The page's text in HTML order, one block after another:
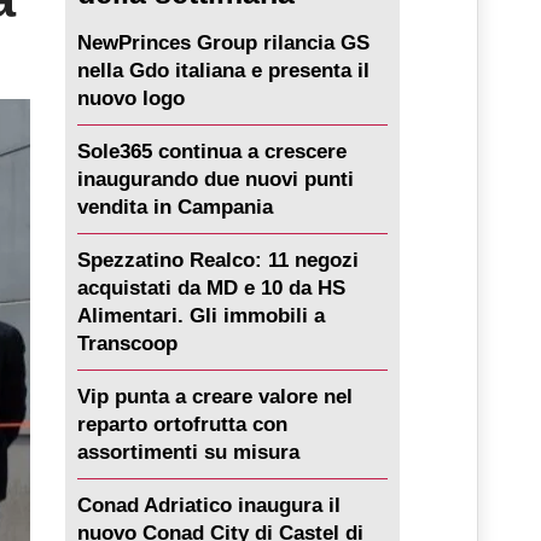
NewPrinces Group rilancia GS
nella Gdo italiana e presenta il
nuovo logo
Sole365 continua a crescere
inaugurando due nuovi punti
vendita in Campania
Spezzatino Realco: 11 negozi
acquistati da MD e 10 da HS
Alimentari. Gli immobili a
Transcoop
Vip punta a creare valore nel
reparto ortofrutta con
assortimenti su misura
Conad Adriatico inaugura il
nuovo Conad City di Castel di